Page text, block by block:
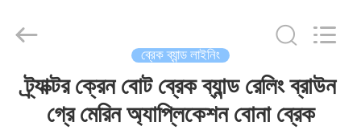
বাড়ি
Reserved.
ব্রেক ব্যান্ড লাইনিং
ট্র্যাক্টর ক্রেন বোট ব্রেক ব্যান্ড রেলিং ব্রাউন
গ্রে মেরিন অ্যাপ্লিকেশন বোনা ব্রেক